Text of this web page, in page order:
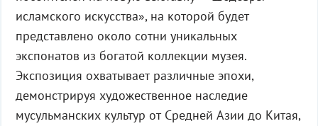
исламского искусства», на которой будет
представлено около сотни уникальных
экспонатов из богатой коллекции музея.
Экспозиция охватывает различные эпохи,
демонстрируя художественное наследие
мусульманских культур от Средней Азии до Китая,